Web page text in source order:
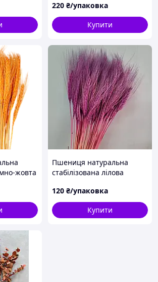
упаковка 150 г.
220 ₴/упаковка
Купити
жовта
Пшениця натуральна
стабілізована лілова
120 ₴/упаковка
Купити